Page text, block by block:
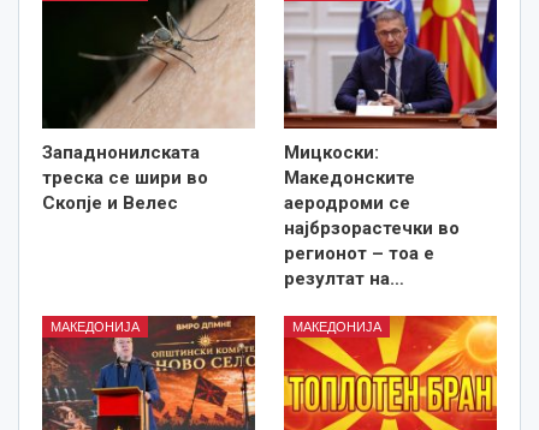
Западнонилската
треска се шири во
Скопје и Велес
Мицкоски:
Македонските
аеродроми се
најбрзорастечки во
регионот – тоа е
резултат на…
МАКЕДОНИЈА МАКЕДОНИЈА